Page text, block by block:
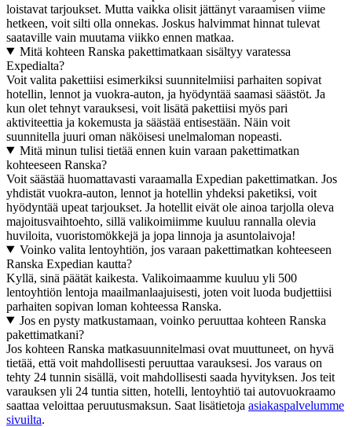
loistavat tarjoukset. Mutta vaikka olisit jättänyt varaamisen viime
hetkeen, voit silti olla onnekas. Joskus halvimmat hinnat tulevat
saataville vain muutama viikko ennen matkaa.
Mitä kohteen Ranska pakettimatkaan sisältyy varatessa
Expedialta?
Voit valita pakettiisi esimerkiksi suunnitelmiisi parhaiten sopivat
hotellin, lennot ja vuokra-auton, ja hyödyntää saamasi säästöt. Ja
kun olet tehnyt varauksesi, voit lisätä pakettiisi myös pari
aktiviteettia ja kokemusta ja säästää entisestään. Näin voit
suunnitella juuri oman näköisesi unelmaloman nopeasti.
Mitä minun tulisi tietää ennen kuin varaan pakettimatkan
kohteeseen Ranska?
Voit säästää huomattavasti varaamalla Expedian pakettimatkan. Jos
yhdistät vuokra-auton, lennot ja hotellin yhdeksi paketiksi, voit
hyödyntää upeat tarjoukset. Ja hotellit eivät ole ainoa tarjolla oleva
majoitusvaihtoehto, sillä valikoimiimme kuuluu rannalla olevia
huviloita, vuoristomökkejä ja jopa linnoja ja asuntolaivoja!
Voinko valita lentoyhtiön, jos varaan pakettimatkan kohteeseen
Ranska Expedian kautta?
Kyllä, sinä päätät kaikesta. Valikoimaamme kuuluu yli 500
lentoyhtiön lentoja maailmanlaajuisesti, joten voit luoda budjettiisi
parhaiten sopivan loman kohteessa Ranska.
Jos en pysty matkustamaan, voinko peruuttaa kohteen Ranska
pakettimatkani?
Jos kohteen Ranska matkasuunnitelmasi ovat muuttuneet, on hyvä
tietää, että voit mahdollisesti peruuttaa varauksesi. Jos varaus on
tehty 24 tunnin sisällä, voit mahdollisesti saada hyvityksen. Jos teit
varauksen yli 24 tuntia sitten, hotelli, lentoyhtiö tai autovuokraamo
saattaa veloittaa peruutusmaksun. Saat lisätietoja asiakaspalvelumme
sivuilta.